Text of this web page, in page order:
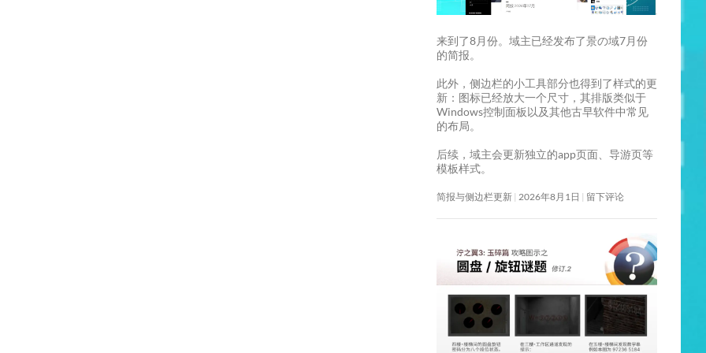
来到了8月份。域主已经发布了景の域7月份
的简报。
此外，侧边栏的小工具部分也得到了样式的更
新：图标已经放大一个尺寸，其排版类似于
Windows控制面板以及其他古早软件中常见
的布局。
后续，域主会更新独立的app页面、导游页等
模板样式。
简报与侧边栏更新 2026年8月1日 留下评论